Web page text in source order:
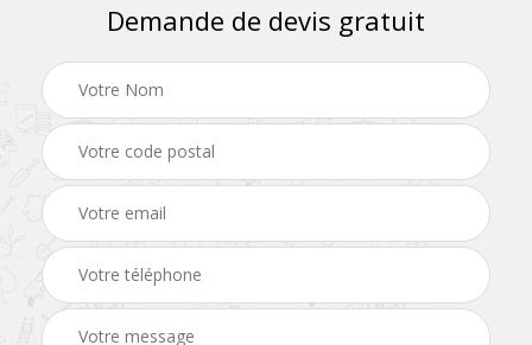
Demande de devis gratuit